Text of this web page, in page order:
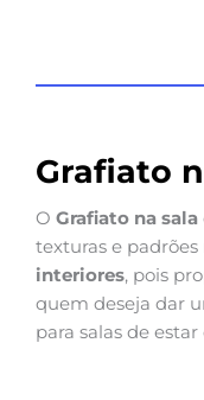
Grafiato
O Grafiato na sala
texturas e
interiores, pois
quem deseja dar
para salas de